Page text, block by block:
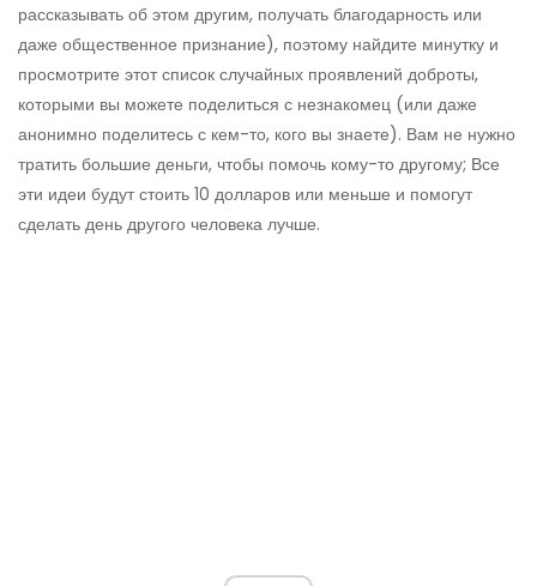
рассказывать об этом другим, получать благодарность или
даже общественное признание), поэтому найдите минутку и
просмотрите этот список случайных проявлений доброты,
которыми вы можете поделиться с незнакомец (или даже
анонимно поделитесь с кем-то, кого вы знаете). Вам не нужно
тратить большие деньги, чтобы помочь кому-то другому; Все
эти идеи будут стоить 10 долларов или меньше и помогут
сделать день другого человека лучше.